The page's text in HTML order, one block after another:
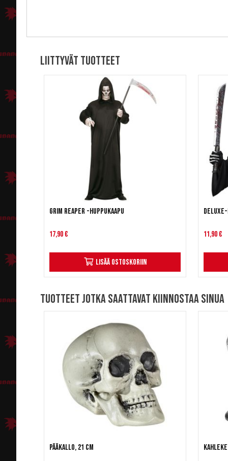
Liittyvät tuotteet
Grim Reaper -huppukaapu
17,90 €
Lisää ostoskoriin
Deluxe-
11,90 €
Tuotteet jotka saattavat kiinnostaa sinua
Pääkallo, 21 cm